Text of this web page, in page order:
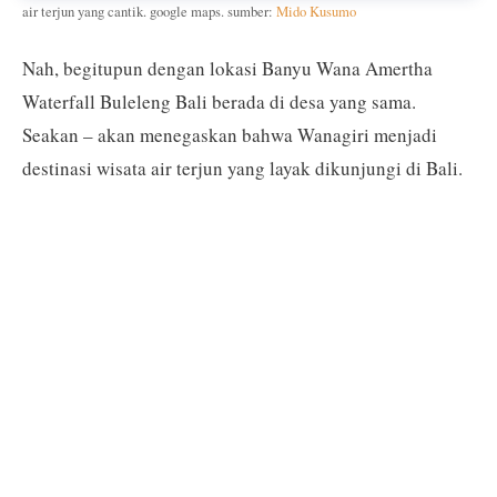
air terjun yang cantik. google maps. sumber: Mido Kusumo
Nah, begitupun dengan lokasi Banyu Wana Amertha
Waterfall Buleleng Bali berada di desa yang sama.
Seakan – akan menegaskan bahwa Wanagiri menjadi
destinasi wisata air terjun yang layak dikunjungi di Bali.